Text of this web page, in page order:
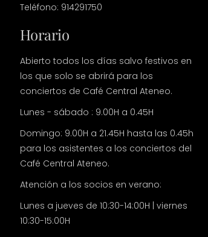
Teléfono: 914291750
Horario
Abierto todos los días salvo festivos en
los que solo se abrirá para los
conciertos de Café Central Ateneo.
Lunes - sábado : 9.00H a 0.45H
Domingo: 9.00H a 21.45H hasta las 0.45h
para los asistentes a los conciertos del
Café Central Ateneo.
Atención a los socios en verano:
Lunes a jueves de 10:30-14:00H | viernes
10:30-15:00H